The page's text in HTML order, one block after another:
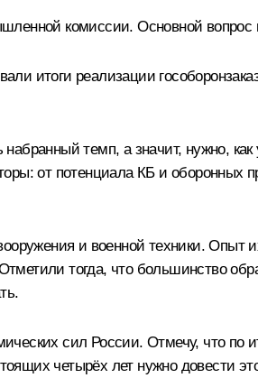
комиссии. Основной вопрос
итоги реализации
темп, а значит, нужно, как
от потенциала КБ и оборонных
и военной техники.
тогда, что большинство
сил России. Отмечу, что по
четырёх лет нужно довести